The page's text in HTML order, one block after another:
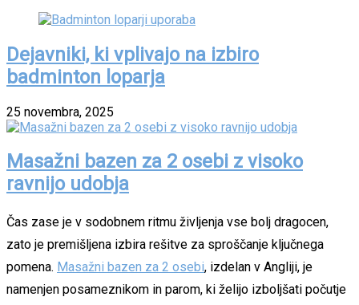
Dejavniki, ki vplivajo na izbiro
badminton loparja
25 novembra, 2025
Masažni bazen za 2 osebi z visoko
ravnijo udobja
Čas zase je v sodobnem ritmu življenja vse bolj dragocen,
zato je premišljena izbira rešitve za sproščanje ključnega
pomena. Masažni bazen za 2 osebi, izdelan v Angliji, je
namenjen posameznikom in parom, ki želijo izboljšati počutje